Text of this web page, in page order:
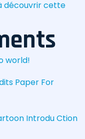
découvrir cette
world!
Paper For
Introdu Ction